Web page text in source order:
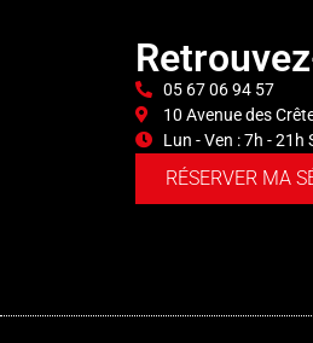
05 67 06 94 57
10 Avenue des
Lun - Ven : 7h - 21h
RÉSERVER MA